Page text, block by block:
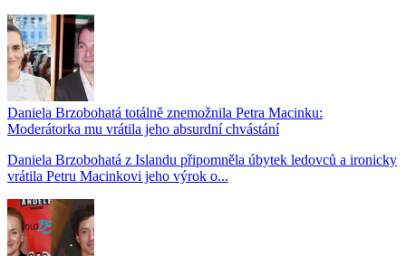
Daniela Brzobohatá totálně znemožnila Petra Macinku:
Moderátorka mu vrátila jeho absurdní chvástání
Daniela Brzobohatá z Islandu připomněla úbytek ledovců a ironicky
vrátila Petru Macinkovi jeho výrok o...